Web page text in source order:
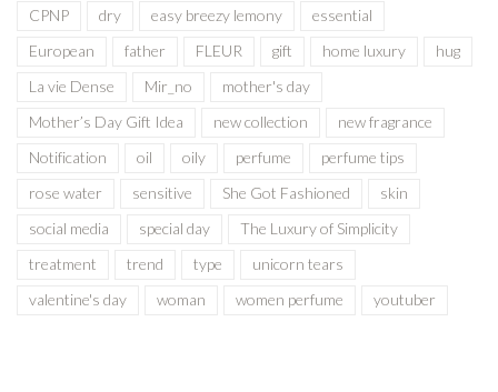
CPNP
dry easy breezy lemony
essential
European
father FLEUR gift home luxury
hug
La vie Dense
Mir_no
mother's day
Mother’s Day Gift Idea
new collection
new fragrance
Notification
oil oily perfume
perfume tips
rose water
sensitive She Got Fashioned
skin
social media
special day
The Luxury of Simplicity
treatment
trend type
unicorn tears
valentine's day
woman women perfume youtuber